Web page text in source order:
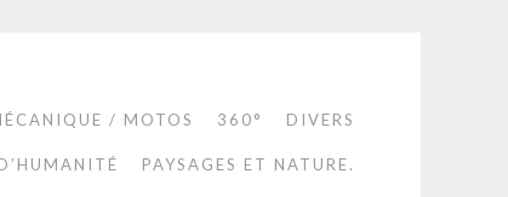
/ MOTOS 360° DIVERS
PAYSAGES ET NATURE.